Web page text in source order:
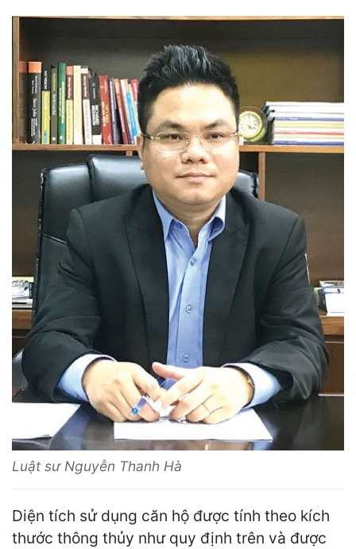
Luật sư Nguyễn Thanh Hà
Diện tích sử dụng căn hộ được tính theo kích
thước thông thủy như quy định trên và được